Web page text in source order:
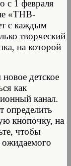
с 1 февраля
«ТНВ-
с каждым
творческий
на которой
детское
как
канал.
определить
кнопочку, на
чтобы
ожидаемого